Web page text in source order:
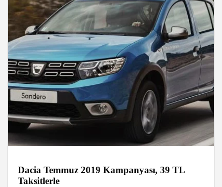
Dacia Temmuz 2019 Kampanyası, 39 TL
Taksitlerle